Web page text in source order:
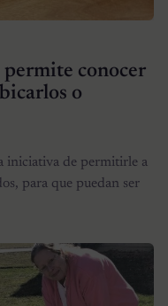
permite conocer
o
iniciativa de permitirle a
para que puedan ser